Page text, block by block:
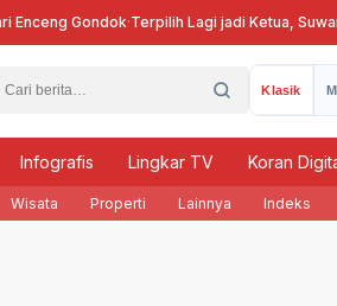
Gondok·Terpilih Lagi jadi Ketua, Suwardi :
Klasik
Infografis Lingkar TV Koran
Wisata Properti Lainnya Indeks